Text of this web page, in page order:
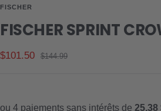
1
FISCHER
FISCHER SPRINT
Prix
$101.50
Prix
$144.99